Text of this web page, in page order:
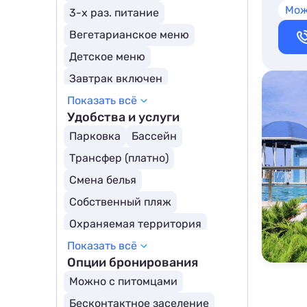
3-х раз. питание
Вегетарианское меню
Детское меню
Завтрак включен
Кухня в номере
Все включено
Шведский стол
Ресторан
Полный пансион
Показать всё
Удобства и услуги
Парковка
Бассейн
Трансфер (платно)
Смена белья
Собственный пляж
Охраняемая территория
Открытый бассейн
Детский бассейн
Показать всё
Опции бронирования
Можно с питомцами
Бесконтактное заселение